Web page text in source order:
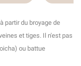
partir du broyage de
et tiges. Il n'est pas
ou battue